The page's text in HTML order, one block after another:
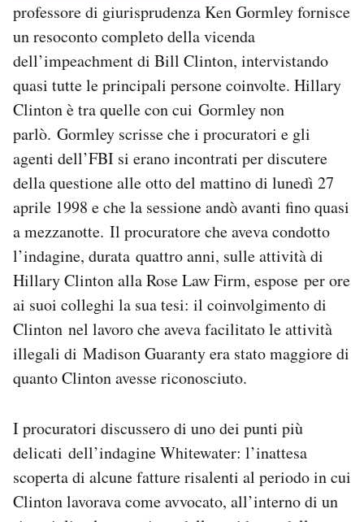
professore di giurisprudenza Ken Gormley fornisce
un resoconto completo della vicenda
dell’impeachment di Bill Clinton, intervistando
quasi tutte le principali persone coinvolte. Hillary
Clinton è tra quelle con cui Gormley non
parlò. Gormley scrisse che i procuratori e gli
agenti dell’FBI si erano incontrati per discutere
della questione alle otto del mattino di lunedì 27
aprile 1998 e che la sessione andò avanti fino quasi
a mezzanotte. Il procuratore che aveva condotto
l’indagine, durata quattro anni, sulle attività di
Hillary Clinton alla Rose Law Firm, espose per ore
ai suoi colleghi la sua tesi: il coinvolgimento di
Clinton nel lavoro che aveva facilitato le attività
illegali di Madison Guaranty era stato maggiore di
quanto Clinton avesse riconosciuto.
I procuratori discussero di uno dei punti più
delicati dell’indagine Whitewater: l’inattesa
scoperta di alcune fatture risalenti al periodo in cui
Clinton lavorava come avvocato, all’interno di un